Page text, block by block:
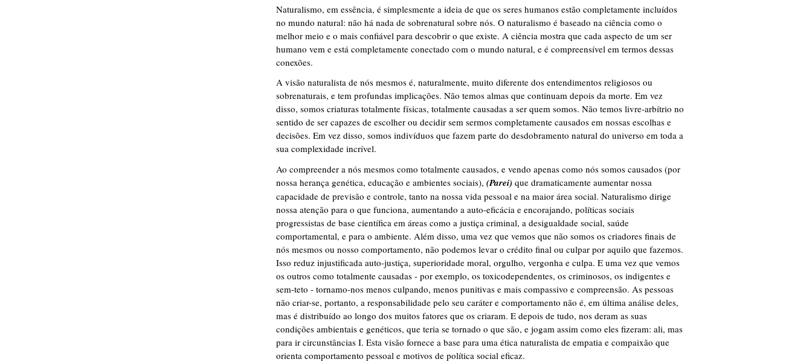
Naturalismo, em essência, é simplesmente a ideia de que os seres humanos estão completamente incluídos
no mundo natural: não há nada de sobrenatural sobre nós. O naturalismo é baseado na ciência como o
melhor meio e o mais confiável ​​para descobrir o que existe. A ciência mostra que cada aspecto de um ser
humano vem e está completamente conectado com o mundo natural, e é compreensível em termos dessas
conexões.
A visão naturalista de nós mesmos é, naturalmente, muito diferente dos entendimentos religiosos ou
sobrenaturais, e tem profundas implicações. Não temos almas que continuam depois da morte. Em vez
disso, somos criaturas totalmente físicas, totalmente causadas ​​a ser quem somos. Não temos livre-arbítrio no
sentido de ser capazes de escolher ou decidir sem sermos completamente causados em nossas escolhas e
decisões. Em vez disso, somos indivíduos que fazem parte do desdobramento natural do universo em toda a
sua complexidade incrível.
Ao compreender a nós mesmos como totalmente causados, e vendo apenas como nós somos causados ​​(por
nossa herança genética, educação e ambientes sociais), (Parei) que dramaticamente aumentar nossa
capacidade de previsão e controle, tanto na nossa vida pessoal e na maior área social. Naturalismo dirige
nossa atenção para o que funciona, aumentando a auto-eficácia e encorajando, políticas sociais
progressistas de base científica em áreas como a justiça criminal, a desigualdade social, saúde
comportamental, e para o ambiente. Além disso, uma vez que vemos que não somos os criadores finais de
nós mesmos ou nosso comportamento, não podemos levar o crédito final ou culpar por aquilo que fazemos.
Isso reduz injustificada auto-justiça, superioridade moral, orgulho, vergonha e culpa. E uma vez que vemos
os outros como totalmente causadas - por exemplo, os toxicodependentes, os criminosos, os indigentes e
sem-teto - tornamo-nos menos culpando, menos punitivas e mais compassivo e compreensão. As pessoas
não criar-se, portanto, a responsabilidade pelo seu caráter e comportamento não é, em última análise deles,
mas é distribuído ao longo dos muitos fatores que os criaram. E depois de tudo, nos deram as suas
condições ambientais e genéticos, que teria se tornado o que são, e jogam assim como eles fizeram: ali, mas
para ir circunstâncias I. Esta visão fornece a base para uma ética naturalista de empatia e compaixão que
orienta comportamento pessoal e motivos de política social eficaz.